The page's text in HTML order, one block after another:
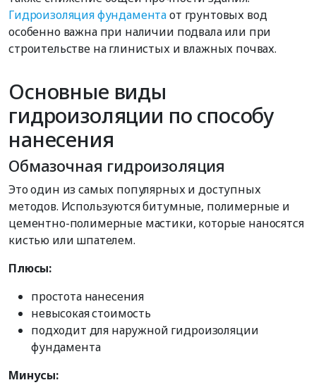
Гидроизоляция фундаментаот грунтовых вод
особенно важна при наличии подвала или при
строительстве на глинистых и влажных почвах.
Основные виды
гидроизоляции по способу
нанесения
Обмазочная гидроизоляция
Это один из самых популярных и доступных
методов. Используются битумные, полимерные и
цементно-полимерные мастики, которые наносятся
кистью или шпателем.
Плюсы:
простота нанесения
невысокая стоимость
подходит для наружной гидроизоляции
фундамента
Минусы: